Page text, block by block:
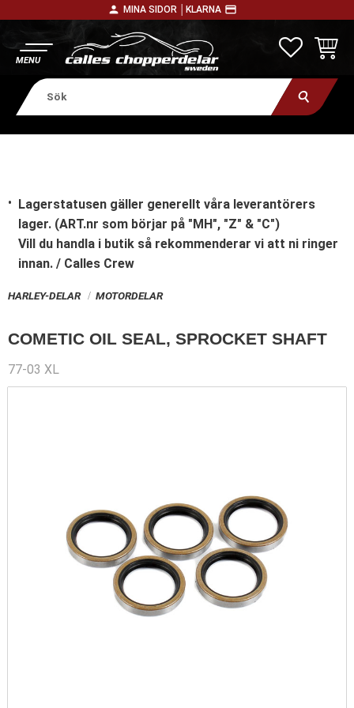
person MINA SIDOR │ KLARNA payment
Lagerstatusen gäller generellt våra leverantörers
lager. (ART.nr som börjar på "MH", "Z" & "C")
Vill du handla i butik så rekommenderar vi att ni ringer
innan. / Calles Crew
HARLEY-DELAR MOTORDELAR
COMETIC OIL SEAL, SPROCKET SHAFT
77-03 XL